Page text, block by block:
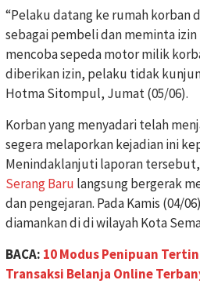
“Pelaku datang ke rumah korban
sebagai pembeli dan meminta
mencoba sepeda motor milik
diberikan izin, pelaku tidak
Hotma Sitompul, Jumat (05/06).
Korban yang menyadari telah
segera melaporkan kejadian ini
Menindaklanjuti laporan
Serang Baru langsung bergerak
dan pengejaran. Pada Kamis (04/
diamankan di di wilayah Kota
BACA: 10 Modus Penipuan
Transaksi Belanja Online